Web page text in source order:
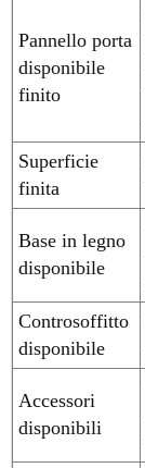
Pannello porta
disponibile
finito
Superficie
finita
Base in legno
disponibile
Controsoffitto
disponibile
Accessori
disponibili